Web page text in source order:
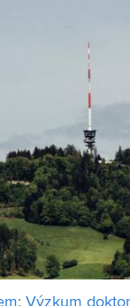
Výzkum